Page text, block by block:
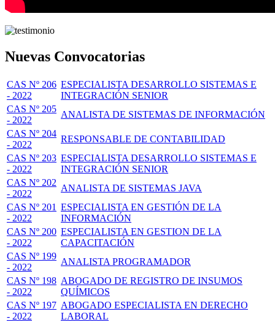
Nuevas Convocatorias
CAS Nº 206
- 2022
ESPECIALISTA DESARROLLO SISTEMAS E
INTEGRACIÓN SENIOR
CAS Nº 205
- 2022
ANALISTA DE SISTEMAS DE INFORMACIÓN
CAS Nº 204
- 2022
RESPONSABLE DE CONTABILIDAD
CAS Nº 203
- 2022
ESPECIALISTA DESARROLLO SISTEMAS E
INTEGRACIÓN SENIOR
CAS Nº 202
- 2022
ANALISTA DE SISTEMAS JAVA
CAS Nº 201
- 2022
ESPECIALISTA EN GESTIÓN DE LA
INFORMACIÓN
CAS Nº 200
- 2022
ESPECIALISTA EN GESTION DE LA
CAPACITACIÓN
CAS Nº 199
- 2022
ANALISTA PROGRAMADOR
CAS Nº 198
- 2022
ABOGADO DE REGISTRO DE INSUMOS
QUÍMICOS
CAS Nº 197
- 2022
ABOGADO ESPECIALISTA EN DERECHO
LABORAL